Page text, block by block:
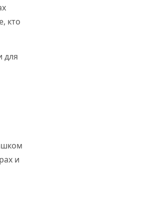
кто
для
и